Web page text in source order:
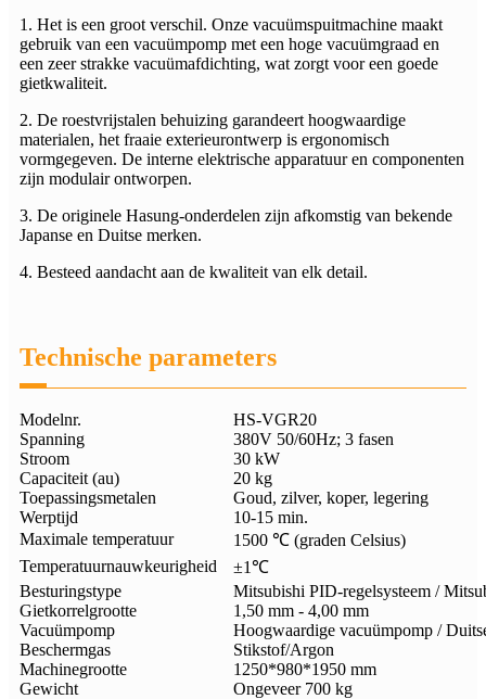
1. Het is een groot verschil. Onze vacuümspuitmachine maakt
gebruik van een vacuümpomp met een hoge vacuümgraad en
een zeer strakke vacuümafdichting, wat zorgt voor een goede
gietkwaliteit.
2. De roestvrijstalen behuizing garandeert hoogwaardige
materialen, het fraaie exterieurontwerp is ergonomisch
vormgegeven. De interne elektrische apparatuur en componenten
zijn modulair ontworpen.
3. De originele Hasung-onderdelen zijn afkomstig van bekende
Japanse en Duitse merken.
4. Besteed aandacht aan de kwaliteit van elk detail.
Technische parameters
Modelnr.
HS-VGR20
Spanning
380V 50/60Hz; 3 fasen
Stroom
30 kW
Capaciteit (au)
20 kg
Toepassingsmetalen
Goud, zilver, koper, legering
Werptijd
10-15 min.
Maximale temperatuur
1500 ℃ (graden Celsius)
Temperatuurnauwkeurigheid
±1℃
Besturingstype
Mitsubishi PID-regelsysteem /
Gietkorrelgrootte
1,50 mm - 4,00 mm
Vacuümpomp
Hoogwaardige vacuümpomp /
Beschermgas
Stikstof/Argon
Machinegrootte
1250*980*1950 mm
Gewicht
Ongeveer 700 kg